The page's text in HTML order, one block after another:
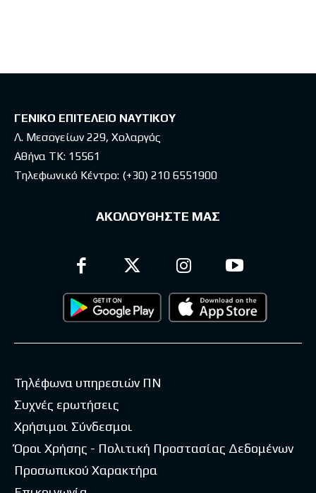
ΓΕΝΙΚΟ ΕΠΙΤΕΛΕΙΟ ΝΑΥΤΙΚΟΥ
Λ. Μεσογείων 229, Χολαργός
Αθήνα ΤΚ: 15561
Τηλεφωνικό Κέντρο: (+30) 210 6551900
ΑΚΟΛΟΥΘΗΣΤΕ ΜΑΣ
Τηλέφωνα υπηρεσιών ΠΝ
Συχνές ερωτήσεις
Χρήσιμοι Σύνδεσμοι
Όροι Χρήσης - Πολιτική Προστασίας Δεδομένων
Προσωπικού Χαρακτήρα